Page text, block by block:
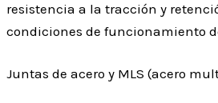
resistencia a la tracción y
condiciones de funcionamiento
Juntas de acero y MLS (acero